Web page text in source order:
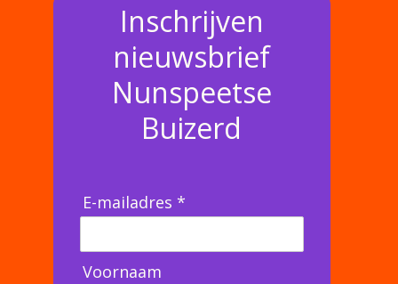
Inschrijven
nieuwsbrief
Nunspeetse
Buizerd
E-mailadres *
Voornaam